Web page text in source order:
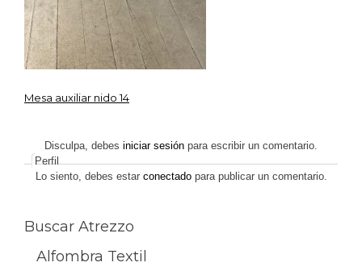
Navegación
de
entradas
Mesa auxiliar nido 14
Disculpa, debes iniciar sesión para escribir un comentario.
Perfil
Lo siento, debes estar conectadopara publicar un comentario.
Buscar Atrezzo
Alfombra Textil